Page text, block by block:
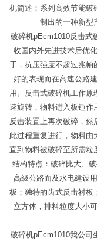
机简述：系列高效节能破
制出的一种新型
破碎机pEcm1010反击式
收国内外先进技术后优
于，抗压强度不超过兆帕
好的表现而在高速公路
用。反击式破碎机工作
速旋转，物料进入板锤作
反击装置上再次破碎，然
此过程重复进行，物料由
直到物料被破碎至所需粒
结构特点：破碎比大、
高级公路面及水电建设
板；独特的齿式反击衬板
立方体，排料粒度大小
破碎机pEcm1010我公司